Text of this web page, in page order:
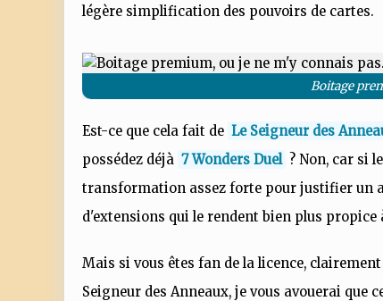
légère simplification des pouvoirs de cartes.
Boitage
Est-ce que cela fait de Le Seigneur des
possédez déjà 7 Wonders Duel ? Non, car si
transformation assez forte pour justifier un
d'extensions qui le rendent bien plus propice
Mais si vous êtes fan de la licence,
Seigneur des Anneaux, je vous avouerai que